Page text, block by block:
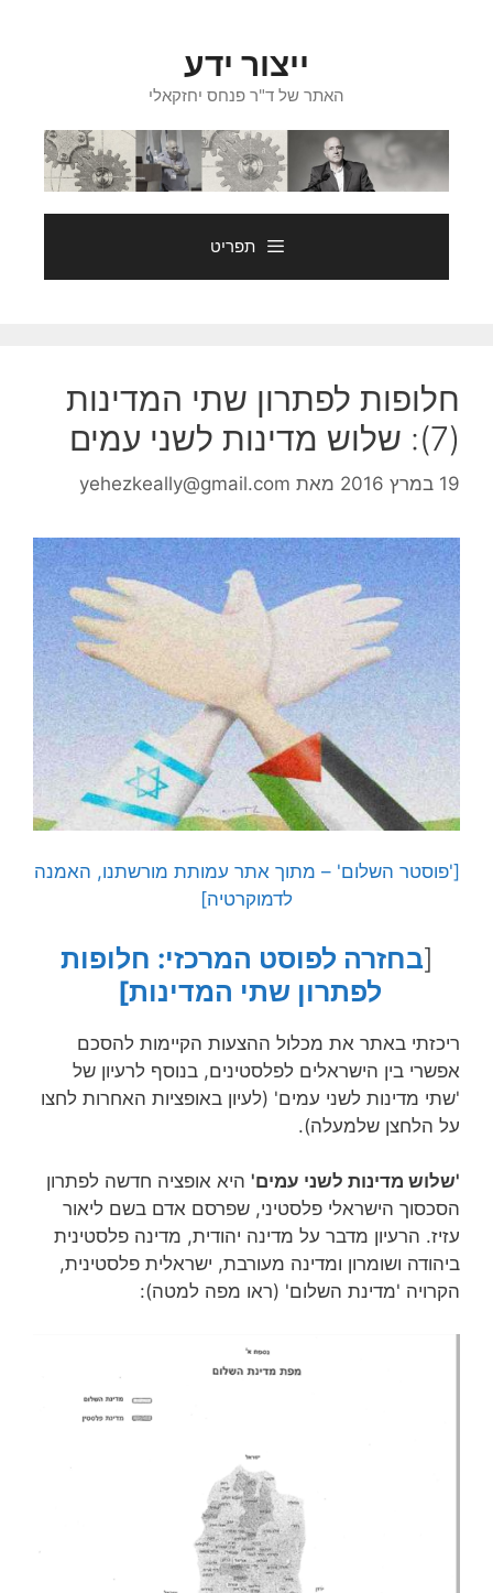
ייצור ידע
האתר של ד"ר פנחס יחזקאלי
תפריט
חלופות לפתרון שתי המדינות
(7): שלוש מדינות לשני עמים
19 במרץ 2016 מאת yehezkeally@gmail.com
['פוסטר השלום' – מתוך אתר עמותת מורשתנו, האמנה
לדמוקרטיה]
[בחזרה לפוסט המרכזי: חלופות
לפתרון שתי המדינות]
ריכזתי באתר את מכלול ההצעות הקיימות להסכם
אפשרי בין הישראלים לפלסטינים, בנוסף לרעיון של
'שתי מדינות לשני עמים' (לעיון באופציות האחרות לחצו
על הלחצן שלמעלה).
'שלוש מדינות לשני עמים' היא אופציה חדשה לפתרון
הסכסוך הישראלי פלסטיני, שפרסם אדם בשם ליאור
עזיז. הרעיון מדבר על מדינה יהודית, מדינה פלסטינית
ביהודה ושומרון ומדינה מעורבת, ישראלית פלסטינית,
הקרויה 'מדינת השלום' (ראו מפה למטה):